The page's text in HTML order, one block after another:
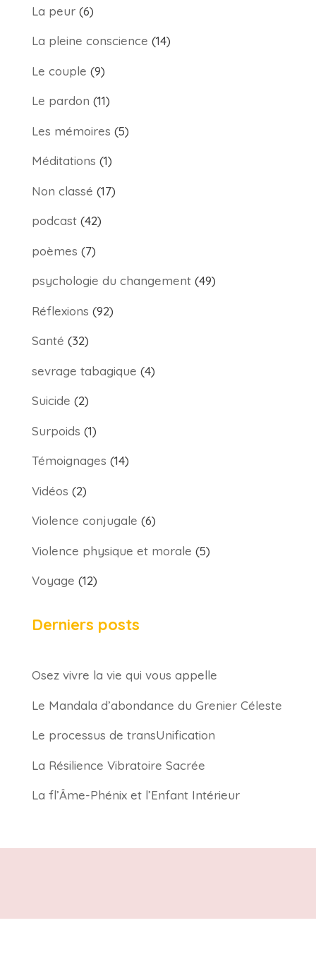
La peur(6)
La pleine conscience (14)
Le couple (9)
Le pardon (11)
Les mémoires (5)
Méditations (1)
Non classé (17)
podcast(42)
poèmes (7)
psychologie du changement(49)
Réflexions (92)
Santé (32)
sevrage tabagique (4)
Suicide (2)
Surpoids (1)
Témoignages (14)
Vidéos (2)
Violence conjugale (6)
Violence physique et morale (5)
Voyage (12)
Derniers posts
Osez vivre la vie qui vous appelle
Le Mandala d’abondance du Grenier Céleste
Le processus de transUnification
La Résilience Vibratoire Sacrée
La fl’Âme-Phénix et l’Enfant Intérieur